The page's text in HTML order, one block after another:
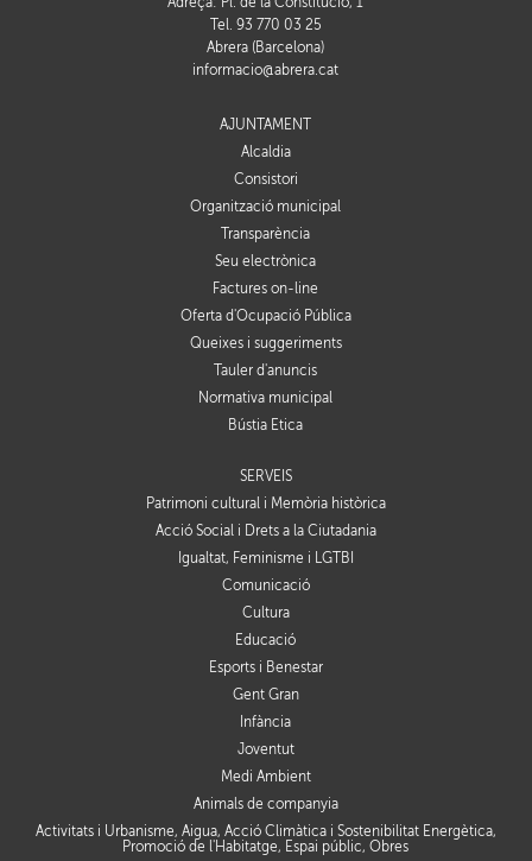
Tel. 93 770 03 25
Abrera (Barcelona)
informacio@abrera.cat
AJUNTAMENT
Alcaldia
Consistori
Organització municipal
Transparència
Seu electrònica
Factures on-line
Oferta d'Ocupació Pública
Queixes i suggeriments
Tauler d'anuncis
Normativa municipal
Bústia Ètica
SERVEIS
Patrimoni cultural i Memòria històrica
Acció Social i Drets a la Ciutadania
Igualtat, Feminisme i LGTBI
Comunicació
Cultura
Educació
Esports i Benestar
Gent Gran
Infància
Joventut
Medi Ambient
Animals de companyia
Activitats i Urbanisme, Aigua, Acció Climàtica i Sostenibilitat Energètica,
Promoció de l'Habitatge, Espai públic, Obres